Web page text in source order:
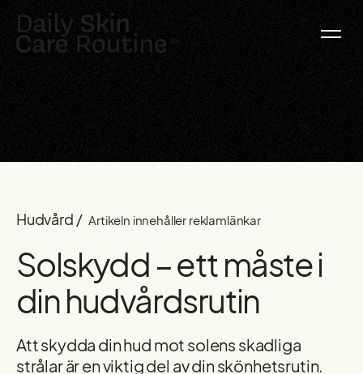
Hudvård / Artikeln innehåller reklamlänkar
Solskydd – ett måste i
din hudvårdsrutin
Att skydda din hud mot solens skadliga
strålar är en viktig del av din skönhetsrutin.